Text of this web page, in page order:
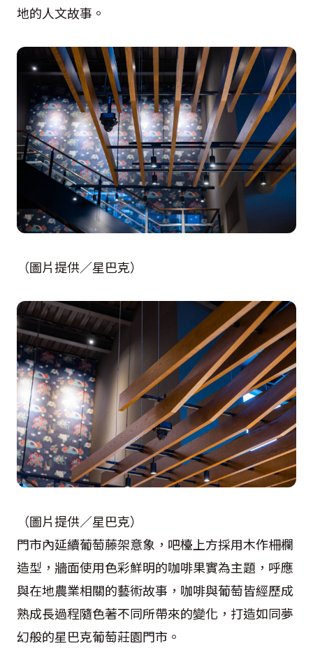
地的人文故事。
（圖片提供／星巴克）
（圖片提供／星巴克）
門市內延續葡萄藤架意象，吧檯上方採用木作柵欄
造型，牆面使用色彩鮮明的咖啡果實為主題，呼應
與在地農業相關的藝術故事，咖啡與葡萄皆經歷成
熟成長過程隨色著不同所帶來的變化，打造如同夢
幻般的星巴克葡萄莊園門市。